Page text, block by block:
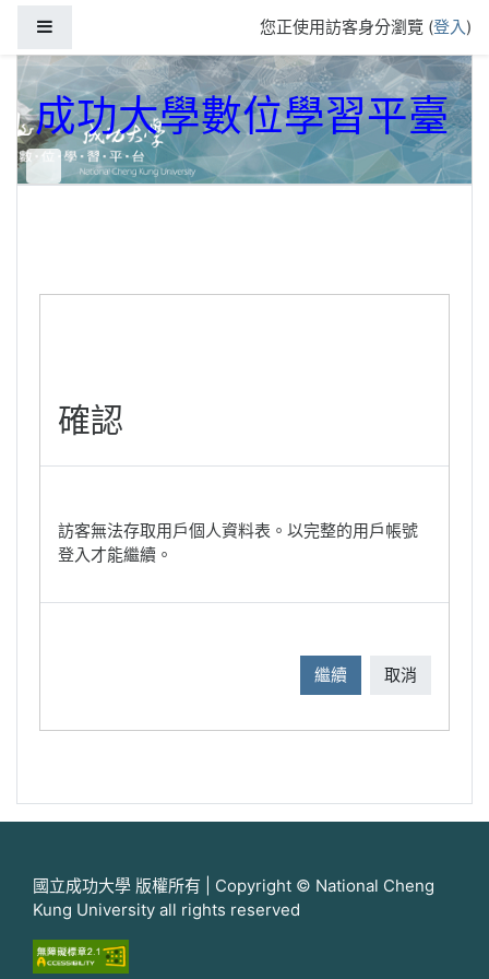
您正使用訪客身分瀏覽 (登入)
成功大學數位學習平臺
確認
訪客無法存取用戶個人資料表。以完整的用戶帳號
登入才能繼續。
繼續 取消
國立成功大學 版權所有 | Copyright © National Cheng
Kung University all rights reserved